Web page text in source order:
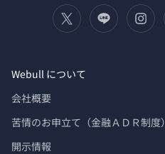
Webull について
会社概要
苦情のお申立て（金融ＡＤＲ制度）
開示情報